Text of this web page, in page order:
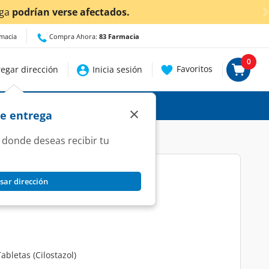
detalles.
Compra Ahora: 83 Farmacia
dirección
entrega
deseas recibir tu
dirección
×
Inicia sesión Favoritos
0
(Cilostazol)